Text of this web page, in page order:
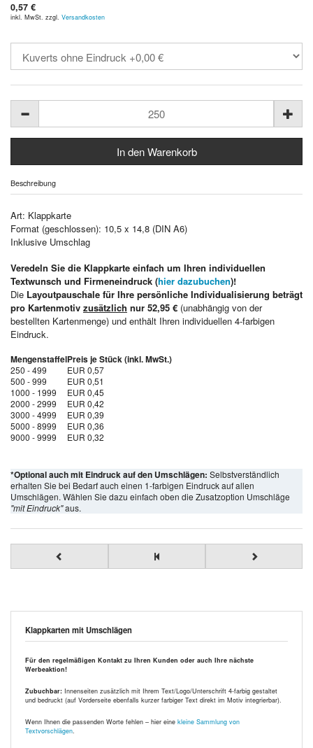
0,57 €
inkl. MwSt. zzgl. Versandkosten
Beschreibung
Art: Klappkarte
Format (geschlossen): 10,5 x 14,8 (DIN A6)
Inklusive Umschlag
Veredeln Sie die Klappkarte einfach um Ihren individuellen
Textwunsch und Firmeneindruck (hier dazubuchen)!
Die Layoutpauschale für Ihre persönliche Individualisierung beträgt
pro Kartenmotiv zusätzlich nur 52,95 € (unabhängig von der
bestellten Kartenmenge) und enthält Ihren individuellen 4-farbigen
Eindruck.
MengenstaffelPreis je Stück (inkl. MwSt.)
250 - 499
EUR 0,57
500 - 999
EUR 0,51
1000 - 1999
EUR 0,45
2000 - 2999
EUR 0,42
3000 - 4999
EUR 0,39
5000 - 8999
EUR 0,36
9000 - 9999
EUR 0,32
*Optional auch mit Eindruck auf den Umschlägen: Selbstverständlich
erhalten Sie bei Bedarf auch einen 1-farbigen Eindruck auf allen
Umschlägen. Wählen Sie dazu einfach oben die Zusatzoption Umschläge
"mit Eindruck"aus.
Klappkarten mit Umschlägen
Für den regelmäßigen Kontakt zu Ihren Kunden oder auch Ihre nächste
Werbeaktion!
Zubuchbar: Innenseiten zusätzlich mit Ihrem Text/Logo/Unterschrift 4-farbig gestaltet
und bedruckt (auf Vorderseite ebenfalls kurzer farbiger Text direkt im Motiv integrierbar).
Wenn Ihnen die passenden Worte fehlen – hier eine kleine Sammlung von
Textvorschlägen